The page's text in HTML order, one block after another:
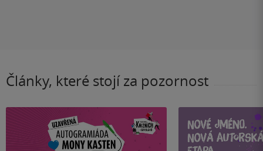
Články, které stojí za pozornost